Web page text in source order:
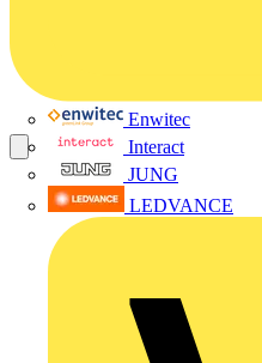
Enwitec
Interact
JUNG
LEDVANCE